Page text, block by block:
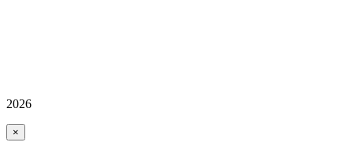
2026
×